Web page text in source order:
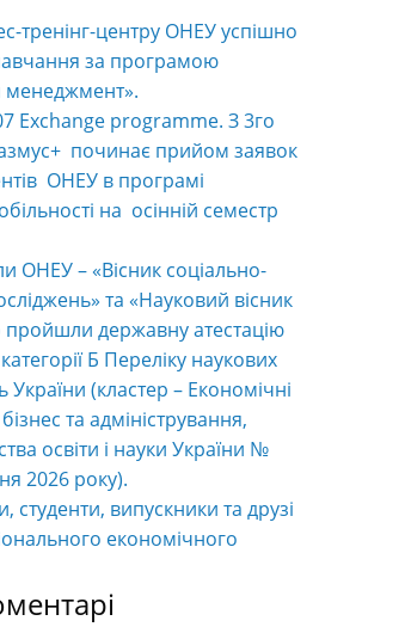
тренінг-центру ОНЕУ успішно
за програмою
менеджмент».
Exchange programme. З 3го
починає прийом заявок
ОНЕУ в програмі
на осінній семестр
ОНЕУ – «Вісник соціально-
та «Науковий вісник
державну атестацію
Б Переліку наукових
(кластер – Економічні
та адміністрування,
освіти і науки України №
2026 року).
студенти, випускники та друзі
економічного